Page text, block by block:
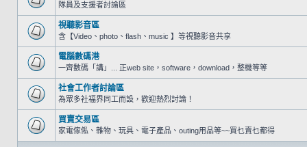
隊員及支援者討論區
視聽影音區
含【Video、photo、flash、music 】等視聽影音共享
電腦數碼港
一齊數碼「講」... 正web site，software，download，整機等等
社會工作者討論區
為眾多社福界同工而設，歡迎熱烈討論！
買賣交易區
家電傢俬、雜物、玩具、電子產品、outing用品等~~買乜賣乜都得